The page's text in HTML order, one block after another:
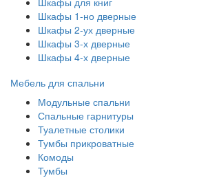
Шкафы 1-но дверные
Шкафы 2-ух дверные
Шкафы 3-х дверные
Шкафы 4-х дверные
Мебель для спальни
Модульные спальни
Спальные гарнитуры
Туалетные столики
Тумбы прикроватные
Комоды
Тумбы